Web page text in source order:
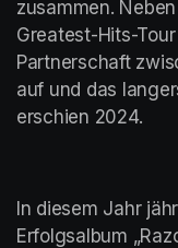
zusammen.
Greatest-Hits-
Partnerschaft
auf und das
erschien 2024.
In diesem Jahr
Erfolgsalbum